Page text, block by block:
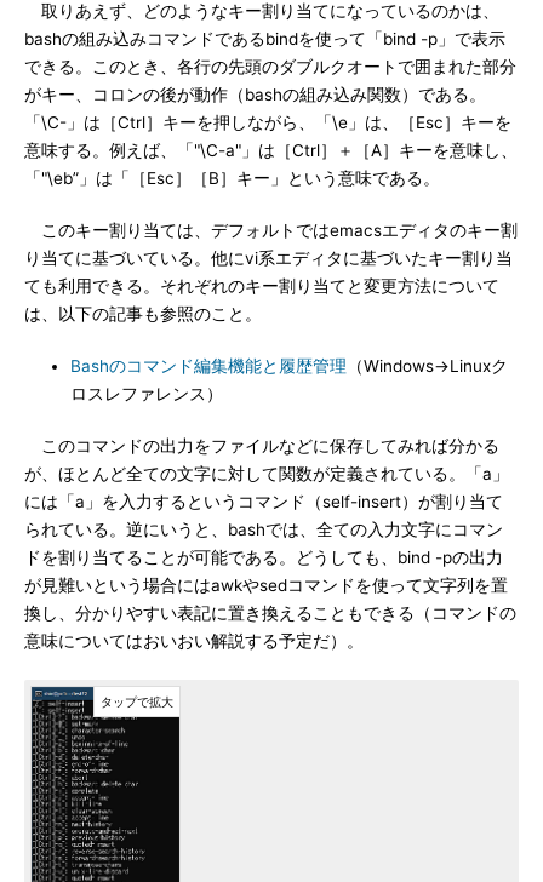
取りあえず、どのようなキー割り当てになっているのかは、
bashの組み込みコマンドであるbindを使って「bind -p」で表示
できる。このとき、各行の先頭のダブルクオートで囲まれた部分
がキー、コロンの後が動作（bashの組み込み関数）である。
「\C-」は［Ctrl］キーを押しながら、「\e」は、［Esc］キーを
意味する。例えば、「"\C-a"」は［Ctrl］＋［A］キーを意味し、
「"\eb”」は「［Esc］［B］キー」という意味である。
このキー割り当ては、デフォルトではemacsエディタのキー割
り当てに基づいている。他にvi系エディタに基づいたキー割り当
ても利用できる。それぞれのキー割り当てと変更方法について
は、以下の記事も参照のこと。
Bashのコマンド編集機能と履歴管理 （Windows→Linuxク
ロスレファレンス）
このコマンドの出力をファイルなどに保存してみれば分かる
が、ほとんど全ての文字に対して関数が定義されている。「a」
には「a」を入力するというコマンド（self-insert）が割り当て
られている。逆にいうと、bashでは、全ての入力文字にコマン
ドを割り当てることが可能である。どうしても、bind -pの出力
が見難いという場合にはawkやsedコマンドを使って文字列を置
換し、分かりやすい表記に置き換えることもできる（コマンドの
意味についてはおいおい解説する予定だ）。